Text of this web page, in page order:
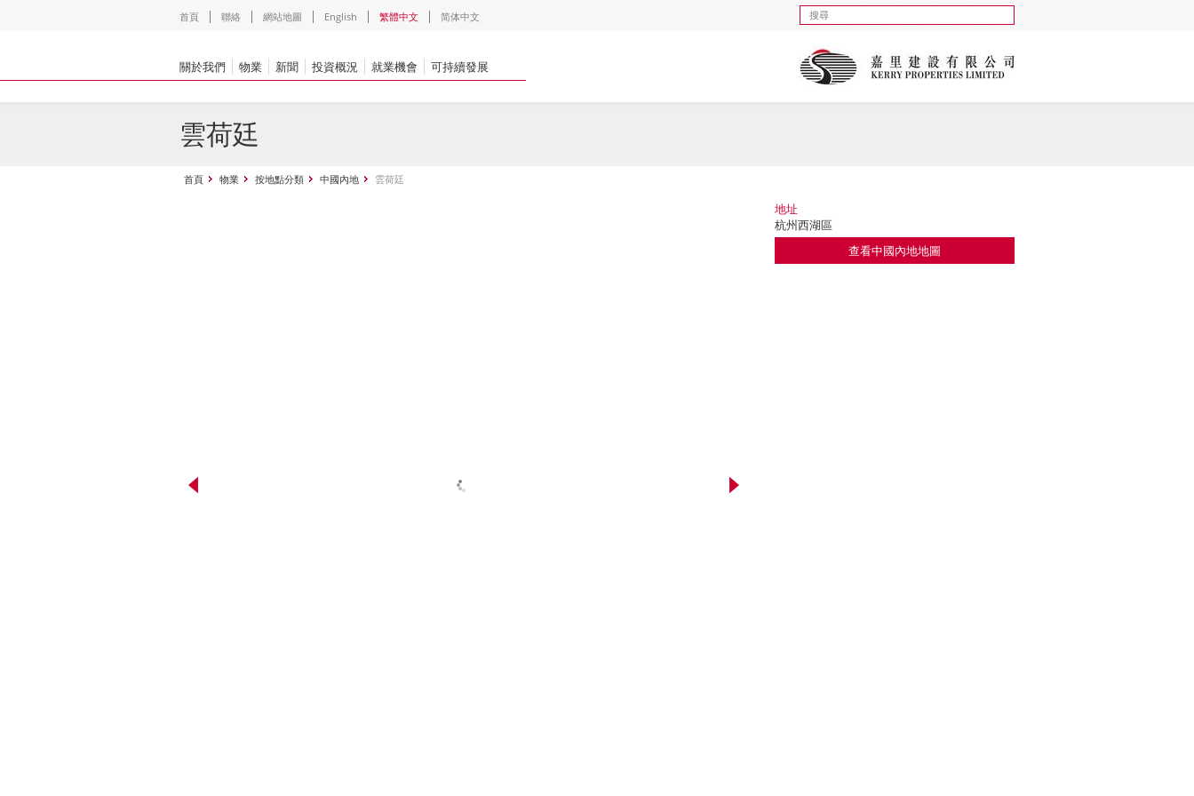
首頁 聯絡 網站地圖 English 繁體中文 简体中文
關於我們 物業 新聞 投資概況 就業機會 可持續發展
雲荷廷
首頁 物業 按地點分類 中國內地 雲荷廷
地址
杭州西湖區
查看中國內地地圖